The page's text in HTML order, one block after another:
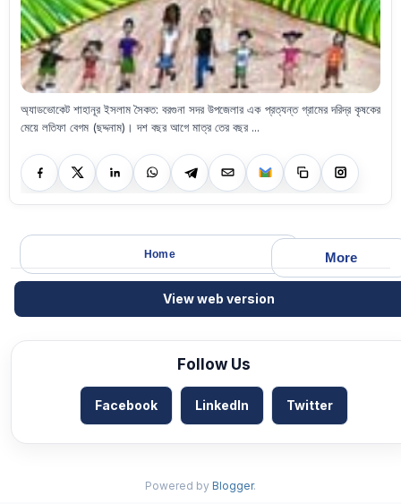
অ্যাডভোকেট শাহানূর ইসলাম সৈকত: বরগুনা সদর উপজেলার এক প্রত্যন্ত গ্রামের দরিদ্র কৃষকের
মেয়ে লতিফা বেগম (ছদ্দনাম)। দশ বছর আগে মাত্র তের বছর ...
More
Home
View web version
Follow Us
Facebook LinkedIn Twitter
Powered by Blogger.